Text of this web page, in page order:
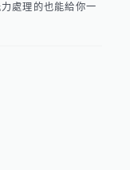
處理的也能給你一
遇到的問題。